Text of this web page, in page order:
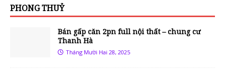
PHONG THUỶ
Bán gấp căn 2pn full nội thất – chung cư
Thanh Hà
Tháng Mười Hai 28, 2025